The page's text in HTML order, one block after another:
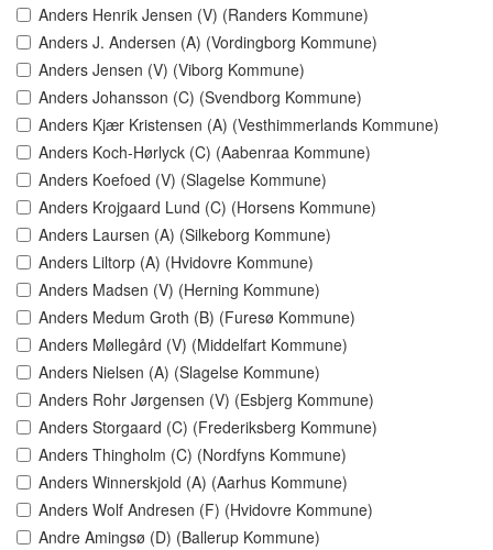
Anders Henrik Jensen (V) (Randers Kommune)
Anders J. Andersen (A) (Vordingborg Kommune)
Anders Jensen (V) (Viborg Kommune)
Anders Johansson (C) (Svendborg Kommune)
Anders Kjær Kristensen (A) (Vesthimmerlands Kommune)
Anders Koch-Hørlyck (C) (Aabenraa Kommune)
Anders Koefoed (V) (Slagelse Kommune)
Anders Krojgaard Lund (C) (Horsens Kommune)
Anders Laursen (A) (Silkeborg Kommune)
Anders Liltorp (A) (Hvidovre Kommune)
Anders Madsen (V) (Herning Kommune)
Anders Medum Groth (B) (Furesø Kommune)
Anders Møllegård (V) (Middelfart Kommune)
Anders Nielsen (A) (Slagelse Kommune)
Anders Rohr Jørgensen (V) (Esbjerg Kommune)
Anders Storgaard (C) (Frederiksberg Kommune)
Anders Thingholm (C) (Nordfyns Kommune)
Anders Winnerskjold (A) (Aarhus Kommune)
Anders Wolf Andresen (F) (Hvidovre Kommune)
Andre Amingsø (D) (Ballerup Kommune)